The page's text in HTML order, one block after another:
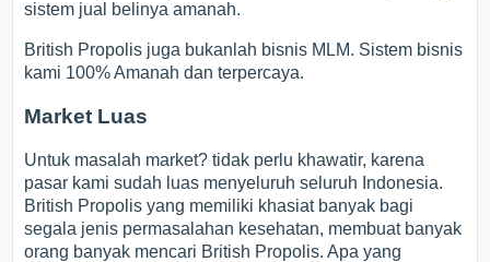
sistem jual belinya amanah.
British Propolis juga bukanlah bisnis MLM. Sistem bisnis
kami 100% Amanah dan terpercaya.
Market Luas
Untuk masalah market? tidak perlu khawatir, karena
pasar kami sudah luas menyeluruh seluruh Indonesia.
British Propolis yang memiliki khasiat banyak bagi
segala jenis permasalahan kesehatan, membuat banyak
orang banyak mencari British Propolis. Apa yang